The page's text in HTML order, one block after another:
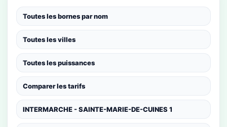
Toutes les bornes par nom
Toutes les villes
Toutes les puissances
Comparer les tarifs
INTERMARCHE - SAINTE-MARIE-DE-CUINES 1